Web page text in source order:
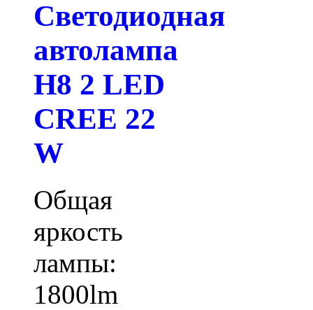
Светодиодная
автолампа
H8 2 LED
CREE 22
W
Общая
яркость
лампы:
1800lm